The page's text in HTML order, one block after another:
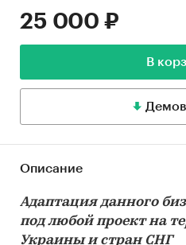
25 000 ₽
В
Описание
Адаптация данного
под любой проект на
Украины и стран СНГ